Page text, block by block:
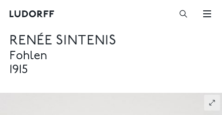
RENÉE SINTENIS
Fohlen
1915